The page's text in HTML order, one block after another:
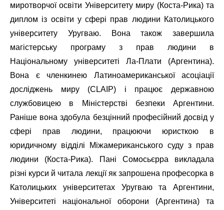
миротворчої освіти Університету миру (Коста-Рика) та
диплом із освіти у сфері прав людини Католицького
університету Уругваю. Вона також завершила
магістерську програму з прав людини в
Національному університеті Ла-Плати (Аргентина).
Вона є членкинею Латиноамериканської асоціації
досліджень миру (CLAIP) і працює державною
службовицею в Міністерстві безпеки Аргентини.
Раніше вона здобула безцінний професійний досвід у
сфері прав людини, працюючи юристкою в
юридичному відділі Міжамериканського суду з прав
людини (Коста-Рика). Пані Сомосьєрра викладала
різні курси й читала лекції як запрошена професорка в
Католицьких університетах Уругваю та Аргентини,
Університеті національної оборони (Аргентина) та